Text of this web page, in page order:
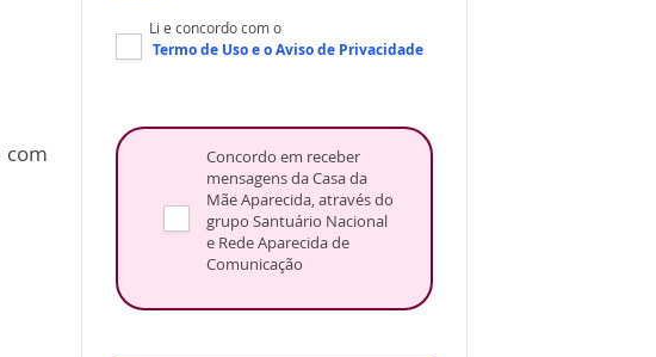
com
Li e concordo com o
Termo de Usoe oAviso de Privacidade
Concordo em receber
mensagens da Casa da
Mãe Aparecida, através do
grupo Santuário Nacional
e Rede Aparecida de
Comunicação